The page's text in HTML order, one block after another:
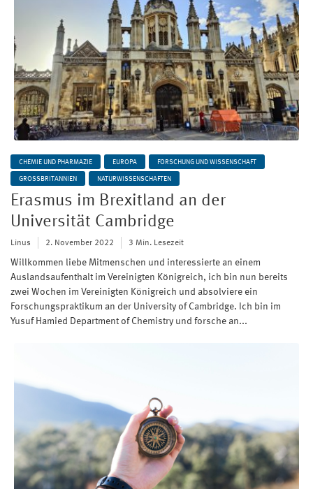
CHEMIE UND PHARMAZIE EUROPA FORSCHUNG UND WISSENSCHAFT
GROSSBRITANNIEN NATURWISSENSCHAFTEN
Erasmus im Brexitland an der
Universität Cambridge
Linus 2. November 2022 3 Min. Lesezeit
Willkommen liebe Mitmenschen und interessierte an einem
Auslandsaufenthalt im Vereinigten Königreich, ich bin nun bereits
zwei Wochen im Vereinigten Königreich und absolviere ein
Forschungspraktikum an der University of Cambridge. Ich bin im
Yusuf Hamied Department of Chemistry und forsche an...